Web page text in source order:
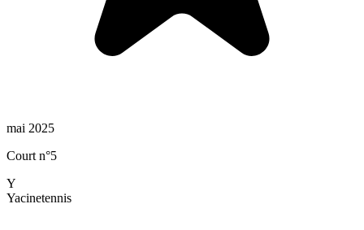
mai 2025
Court n°5
Y
Yacinetennis